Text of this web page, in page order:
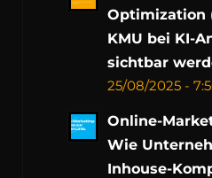
Optimization
KMU bei KI-
sichtbar
25/08/2025 -
Online-
Wie
Inhouse-